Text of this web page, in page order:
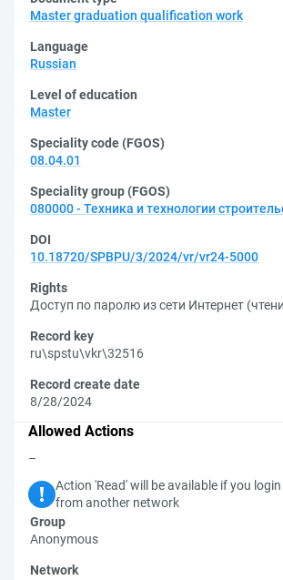
Master graduation qualification work
Language
Russian
Level of education
Master
Speciality code (FGOS)
08.04.01
Speciality group (FGOS)
080000 - Техника и технологии
DOI
10.18720/SPBPU/3/2024/vr/vr24-5000
Rights
Доступ по паролю из сети Интернет
Record key
ru\spstu\vkr\32516
Record create date
8/28/2024
Allowed Actions
–
Action 'Read' will be available if you
from another network
Group
Anonymous
Network